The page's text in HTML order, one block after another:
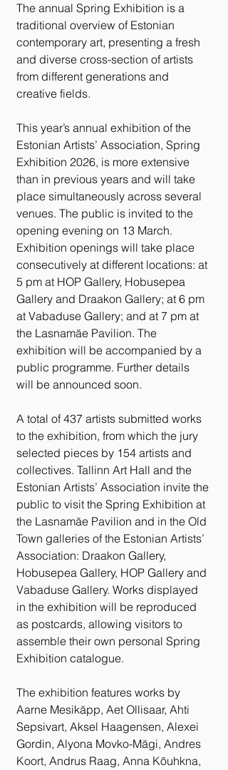
The annual Spring Exhibition is a
traditional overview of Estonian
contemporary art, presenting a fresh
and diverse cross-section of artists
from different generations and
creative fields.
This year’s annual exhibition of the
Estonian Artists’ Association, Spring
Exhibition 2026, is more extensive
than in previous years and will take
place simultaneously across several
venues. The public is invited to the
opening evening on 13 March.
Exhibition openings will take place
consecutively at different locations: at
5 pm at HOP Gallery, Hobusepea
Gallery and Draakon Gallery; at 6 pm
at Vabaduse Gallery; and at 7 pm at
the Lasnamäe Pavilion. The
exhibition will be accompanied by a
public programme. Further details
will be announced soon.
A total of 437 artists submitted works
to the exhibition, from which the jury
selected pieces by 154 artists and
collectives. Tallinn Art Hall and the
Estonian Artists’ Association invite the
public to visit the Spring Exhibition at
the Lasnamäe Pavilion and in the Old
Town galleries of the Estonian Artists’
Association: Draakon Gallery,
Hobusepea Gallery, HOP Gallery and
Vabaduse Gallery. Works displayed
in the exhibition will be reproduced
as postcards, allowing visitors to
assemble their own personal Spring
Exhibition catalogue.
The exhibition features works by
Aarne Mesikäpp, Aet Ollisaar, Ahti
Sepsivart, Aksel Haagensen, Alexei
Gordin, Alyona Movko-Mägi, Andres
Koort, Andrus Raag, Anna Kõuhkna,